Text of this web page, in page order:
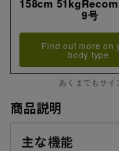
158cm
9号
Find out more on
body type
あくまでもサイ
商品説明
主な機能